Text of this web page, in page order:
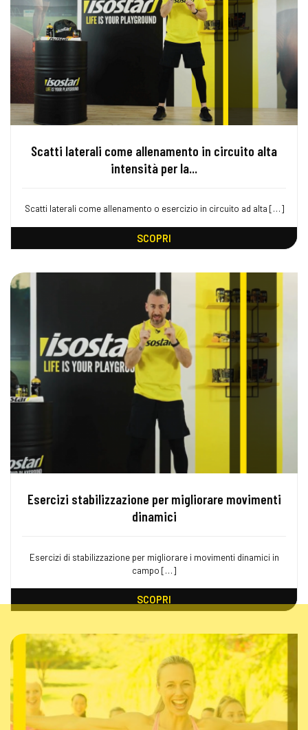
Scatti laterali come allenamento in circuito alta
intensità per la...
Scatti laterali come allenamento o esercizio in circuito ad alta […]
SCOPRI
Esercizi stabilizzazione per migliorare movimenti
dinamici
Esercizi di stabilizzazione per migliorare i movimenti dinamici in
campo […]
SCOPRI